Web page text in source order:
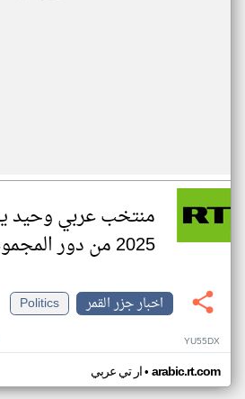
منتخب عربي وحيد
2025 من دور المجموعات
اخبار جزر القمر
Politics
YU55DX
ار تي عربي• arabic.rt.com